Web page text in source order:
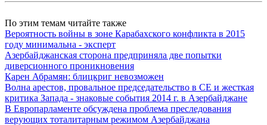
По этим темам читайте также
Вероятность войны в зоне Карабахского конфликта в 2015
году минимальна - эксперт
Азербайджанская сторона предприняла две попытки
диверсионного проникновения
Карен Абрамян: блицкриг невозможен
Волна арестов, провальное председательство в СЕ и жесткая
критика Запада - знаковые события 2014 г. в Азербайджане
В Европарламенте обсуждена проблема преследования
верующих тоталитарным режимом Азербайджана